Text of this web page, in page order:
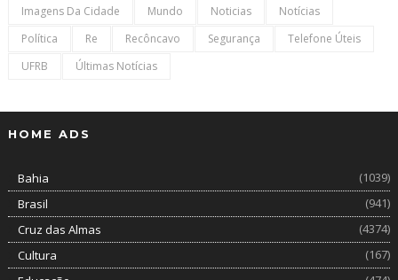
Imagens Da Cidade
Mundo Noticias
Notícias
Política
Re Recôncavo Segurança
Telefone Úteis
UFRB
Últimas Notícias
HOME ADS
Bahia
(1039)
Brasil
(941)
Cruz das Almas
(4374)
Cultura
(167)